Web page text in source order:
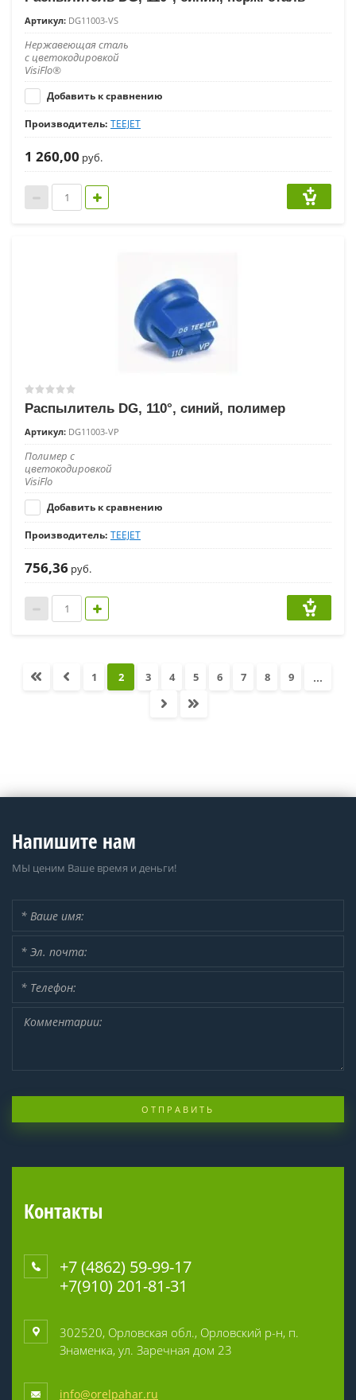
Артикул: DG11003-VS
Нержавеющая сталь
с цветокодировкой
VisiFlo®
Добавить к сравнению
Производитель: TEEJET
1 260,00 руб.
Распылитель DG, 110°, синий, полимер
Артикул: DG11003-VP
Полимер с
цветокодировкой
VisiFlo
Добавить к сравнению
Производитель: TEEJET
756,36 руб.
1 2 3 4 5 6 7 8 9 ...
Напишите нам
МЫ ценим Ваше время и деньги!
ОТПРАВИТЬ
Контакты
+7 (4862) 59-99-17
+7(910) 201-81-31
302520, Орловская обл., Орловский р-н, п.
Знаменка, ул. Заречная дом 23
info@orelpahar.ru